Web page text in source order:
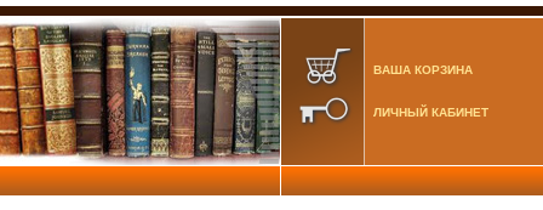
ВАША КОРЗИНА
ЛИЧНЫЙ КАБИНЕТ